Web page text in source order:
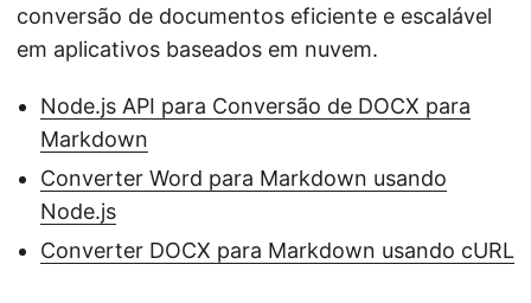
conversão de documentos eficiente e escalável
em aplicativos baseados em nuvem.
Node.js API para Conversão de DOCX para
Markdown
Converter Word para Markdown usando
Node.js
Converter DOCX para Markdown usando cURL